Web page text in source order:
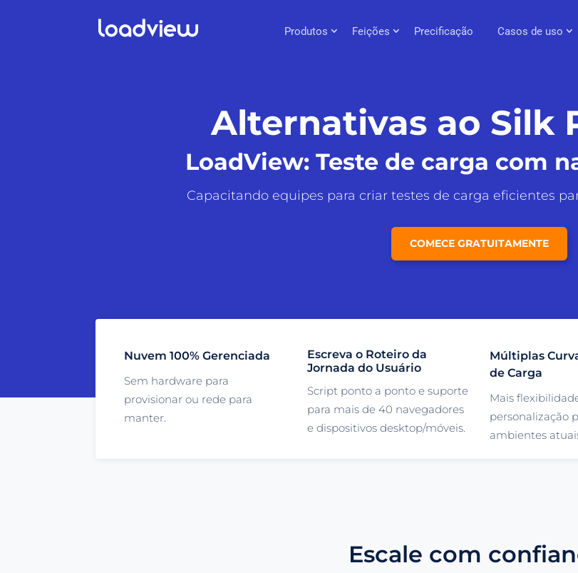
Produtos Feições Precificação Casos de uso
Alternativas ao Silk
LoadView: Teste de carga com
Capacitando equipes para criar testes de carga eficientes
COMECE GRATUITAMENTE
Nuvem 100% Gerenciada
Sem hardware para
provisionar ou rede para
manter.
Escreva o Roteiro da
Jornada do Usuário
Script ponto a ponto e suporte
para mais de 40 navegadores
e dispositivos desktop/móveis.
Múltiplas
de Carga
Mais
personalização
ambientes
Escale com